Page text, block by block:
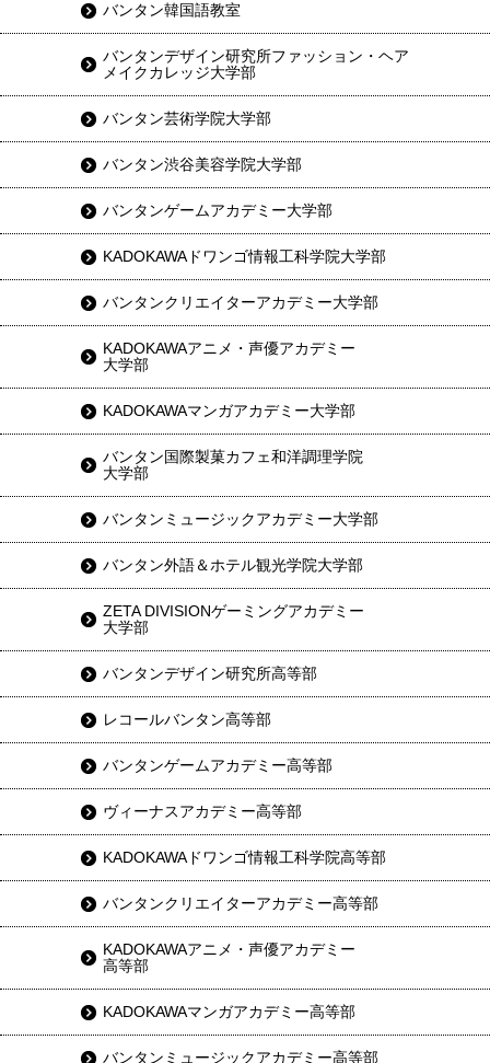
バンタン韓国語教室
バンタンデザイン研究所ファッション・ヘア
メイクカレッジ大学部
バンタン芸術学院大学部
バンタン渋谷美容学院大学部
バンタンゲームアカデミー大学部
KADOKAWAドワンゴ情報工科学院大学部
バンタンクリエイターアカデミー大学部
KADOKAWAアニメ・声優アカデミー
大学部
KADOKAWAマンガアカデミー大学部
バンタン国際製菓カフェ和洋調理学院
大学部
バンタンミュージックアカデミー大学部
バンタン外語＆ホテル観光学院大学部
ZETA DIVISIONゲーミングアカデミー
大学部
バンタンデザイン研究所高等部
レコールバンタン高等部
バンタンゲームアカデミー高等部
ヴィーナスアカデミー高等部
KADOKAWAドワンゴ情報工科学院高等部
バンタンクリエイターアカデミー高等部
KADOKAWAアニメ・声優アカデミー
高等部
KADOKAWAマンガアカデミー高等部
バンタンミュージックアカデミー高等部